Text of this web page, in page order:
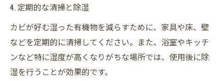
4. 定期的な清掃と除湿
カビが好む湿った有機物を減らすために、家具や床、壁
などを定期的に清掃してください。また、浴室やキッチ
ンなど特に湿度が高くなりがちな場所では、使用後に除
湿を行うことが効果的です。